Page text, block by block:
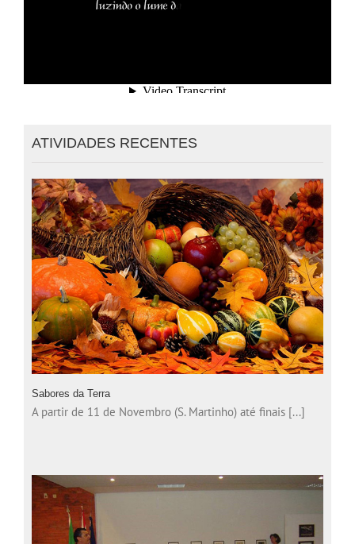
ATIVIDADES RECENTES
Sabores da Terra
A partir de 11 de Novembro (S. Martinho) até finais [...]